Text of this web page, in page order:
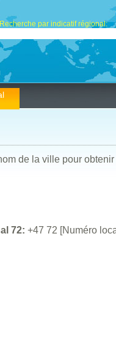
Recherche par indicatif régional:
de la ville pour
72: +47 72 [Numéro